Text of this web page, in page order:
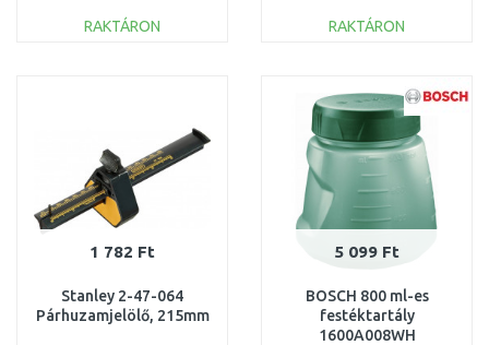
RAKTÁRON
RAKTÁRON
Összehasonlítás
1 782 Ft
Stanley 2-47-064
Párhuzamjelölő, 215mm
5 099 Ft
BOSCH 800 ml-es
festéktartály
1600A008WH